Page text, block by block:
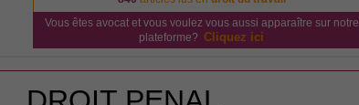
Vous êtes avocat et vous voulez vous aussi apparaître sur notre
plateforme? Cliquez ici